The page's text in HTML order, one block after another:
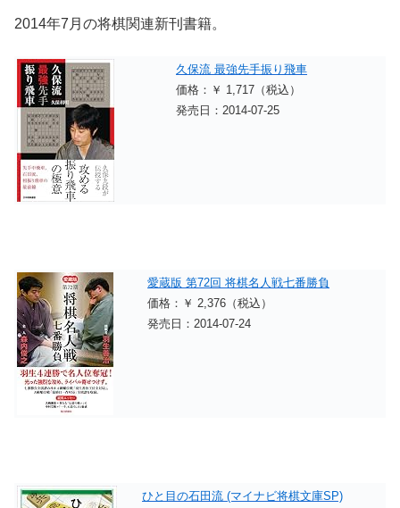
2014年7月の将棋関連新刊書籍。
久保流 最強先手振り飛車
価格：￥ 1,717（税込）
発売日：2014-07-25
愛蔵版 第72回 将棋名人戦七番勝負
価格：￥ 2,376（税込）
発売日：2014-07-24
ひと目の石田流 (マイナビ将棋文庫SP)